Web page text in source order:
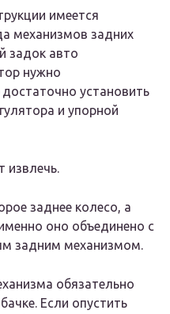
имеется
механизмов задних
задок авто
нужно
установить
и упорной
извлечь.
заднее колесо, а
оно объединено с
задним механизмом.
обязательно
Если опустить